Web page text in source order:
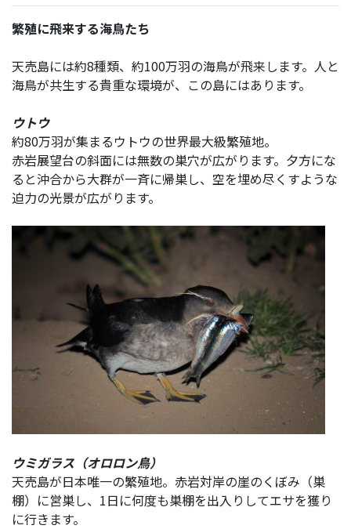
繁殖に飛来する海鳥たち
天売島には約8種類、約100万羽の海鳥が飛来します。人と
海鳥が共生する貴重な環境が、この島にはあります。
ウトウ
約80万羽が集まるウトウの世界最大級繁殖地。
赤岩展望台の斜面には無数の巣穴が広がります。夕方にな
ると沖合から大群が一斉に帰巣し、空を埋め尽くすような
迫力の光景が広がります。
ウミガラス（オロロン鳥）
天売島が日本唯一の繁殖地。赤岩対岸の崖のくぼみ（巣
棚）に営巣し、1日に何度も巣棚を出入りしてエサを獲り
に行きます。